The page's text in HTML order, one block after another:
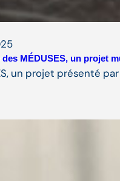
MÉDUSES, un projet
un projet présenté